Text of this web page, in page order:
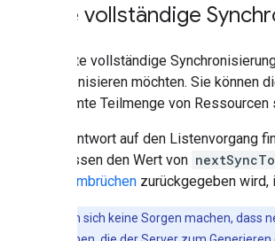
Erste vollständige
Die erste vollständige
synchronisieren möchten. Sie können
bestimmte Teilmenge von
In der Antwort auf den Listenvorgang
Sie müssen den Wert von
Seitenumbrüchen zurückgegeben wird,
Sie müssen sich keine Sorgen machen,